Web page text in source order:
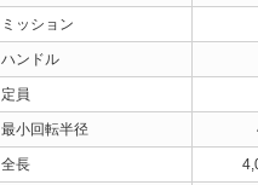
ミッション
ハンドル
定員
最小回転半径
全長